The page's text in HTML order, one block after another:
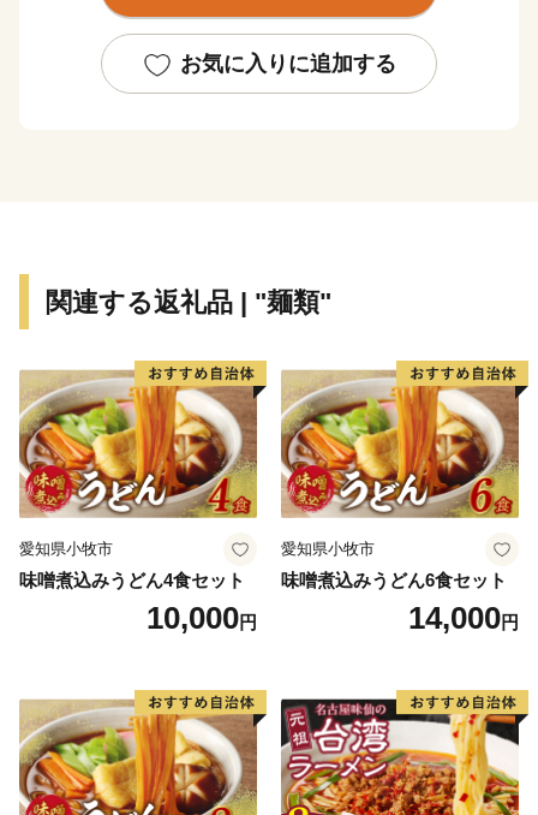
4年廃藩置県により福岡県と改められ、以後明治6年4
月、県に大小の制を敷かれ明治9年2月、現在の福岡市大
村、山田村の2村を合併して山田村とし、久原村を久原
行政が行われてきました。昭和28年町村合併推進法の施
行により2度目の町村合併が進められ、山田村と久原村
も昭和31年9月30日に合併の運びとなり、ここに久山町
が誕生しました。
お気に入りに追加する
関連する返礼品 | "麺類"
愛知県小牧市
味噌煮込みうどん4食セット
10,000円
愛知県小牧市
味噌煮込みうどん6食セット
14,000円